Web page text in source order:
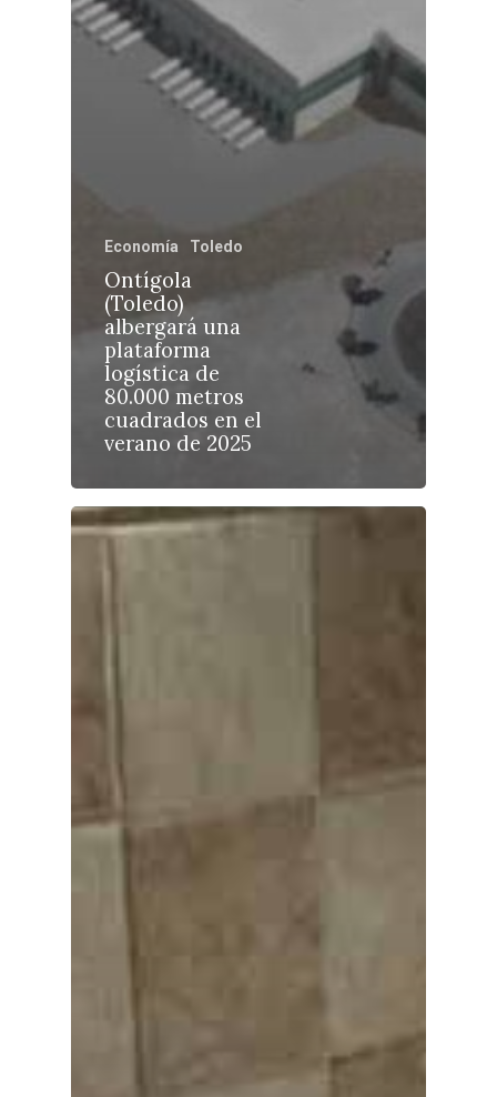
Economía Toledo
Ontígola
(Toledo)
albergará una
plataforma
logística de
80.000 metros
cuadrados en el
verano de 2025
Castilla-La
Toledo
Ciudad Real
Albacete
Talavera
Sanidad
Economía
Educación
Deportes